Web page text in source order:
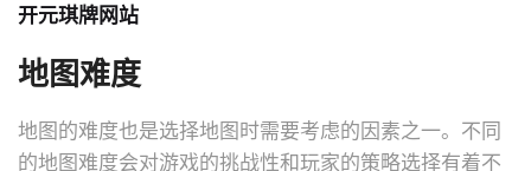
开元琪牌网站
地图难度
地图的难度也是选择地图时需要考虑的因素之一。不同
的地图难度会对游戏的挑战性和玩家的策略选择有着不